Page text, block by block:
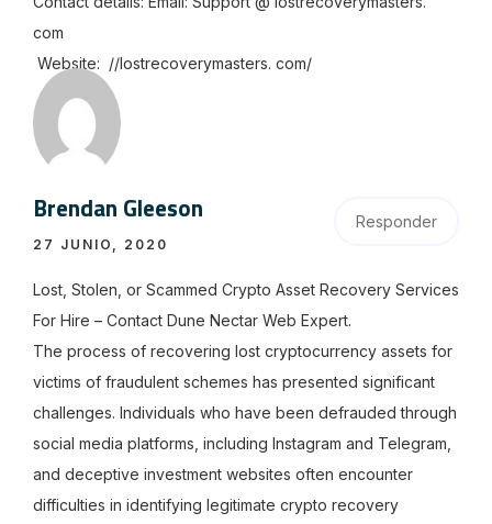
com
Website: //lostrecoverymasters. com/
Brendan Gleeson
27 JUNIO, 2020
Responder
Lost, Stolen, or Scammed Crypto Asset Recovery Services
For Hire – Contact Dune Nectar Web Expert.
The process of recovering lost cryptocurrency assets for
victims of fraudulent schemes has presented significant
challenges. Individuals who have been defrauded through
social media platforms, including Instagram and Telegram,
and deceptive investment websites often encounter
difficulties in identifying legitimate crypto recovery